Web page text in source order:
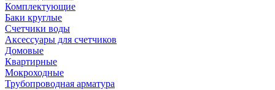
Комплектующие
Баки круглые
Счетчики воды
Аксессуары для счетчиков
Домовые
Квартирные
Мокроходные
Трубопроводная арматура